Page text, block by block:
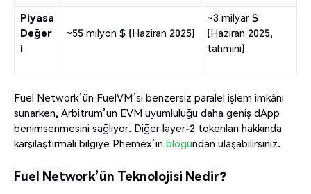
Piyasa
Değer
i
~55 milyon $ (Haziran 2025)
~3 milyar $
(Haziran 2025,
tahmini)
Fuel Network’ün FuelVM’si benzersiz paralel işlem imkânı
sunarken, Arbitrum’un EVM uyumluluğu daha geniş dApp
benimsenmesini sağlıyor. Diğer layer-2 tokenları hakkında
karşılaştırmalı bilgiye Phemex’in blogundan ulaşabilirsiniz.
Fuel Network’ün Teknolojisi Nedir?